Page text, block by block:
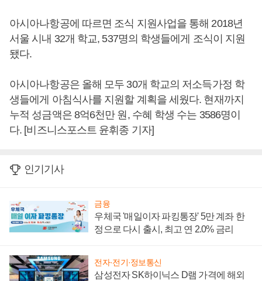
아시아나항공에 따르면 조식 지원사업을 통해 2018년
서울 시내 32개 학교, 537명의 학생들에게 조식이 지원
됐다.
아시아나항공은 올해 모두 30개 학교의 저소득가정 학
생들에게 아침식사를 지원할 계획을 세웠다. 현재까지
누적 성금액은 8억6천만 원, 수혜 학생 수는 3586명이
다. [비즈니스포스트 윤휘종 기자]
인기기사
금융
우체국 '매일이자 파킹통장' 5만 계좌 한
정으로 다시 출시, 최고 연 2.0% 금리
전자·전기·정보통신
삼성전자 SK하이닉스 D램 가격에 해외